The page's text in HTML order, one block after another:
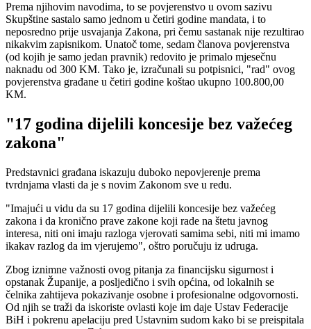
Prema njihovim navodima, to se povjerenstvo u ovom sazivu
Skupštine sastalo samo jednom u četiri godine mandata, i to
neposredno prije usvajanja Zakona, pri čemu sastanak nije rezultirao
nikakvim zapisnikom. Unatoč tome, sedam članova povjerenstva
(od kojih je samo jedan pravnik) redovito je primalo mjesečnu
naknadu od 300 KM. Tako je, izračunali su potpisnici, "rad" ovog
povjerenstva građane u četiri godine koštao ukupno 100.800,00
KM.
"17 godina dijelili koncesije bez važećeg
zakona"
Predstavnici građana iskazuju duboko nepovjerenje prema
tvrdnjama vlasti da je s novim Zakonom sve u redu.
"Imajući u vidu da su 17 godina dijelili koncesije bez važećeg
zakona i da kronično prave zakone koji rade na štetu javnog
interesa, niti oni imaju razloga vjerovati samima sebi, niti mi imamo
ikakav razlog da im vjerujemo", oštro poručuju iz udruga.
Zbog iznimne važnosti ovog pitanja za financijsku sigurnost i
opstanak Županije, a posljedično i svih općina, od lokalnih se
čelnika zahtijeva pokazivanje osobne i profesionalne odgovornosti.
Od njih se traži da iskoriste ovlasti koje im daje Ustav Federacije
BiH i pokrenu apelaciju pred Ustavnim sudom kako bi se preispitala